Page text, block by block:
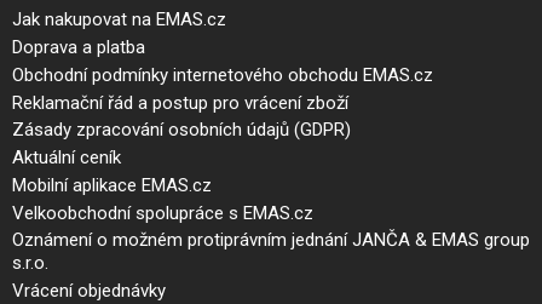
Jak nakupovat na EMAS.cz
Doprava a platba
Obchodní podmínky internetového obchodu EMAS.cz
Reklamační řád a postup pro vrácení zboží
Zásady zpracování osobních údajů (GDPR)
Aktuální ceník
Mobilní aplikace EMAS.cz
Velkoobchodní spolupráce s EMAS.cz
Oznámení o možném protiprávním jednání JANČA & EMAS group
s.r.o.
Vrácení objednávky